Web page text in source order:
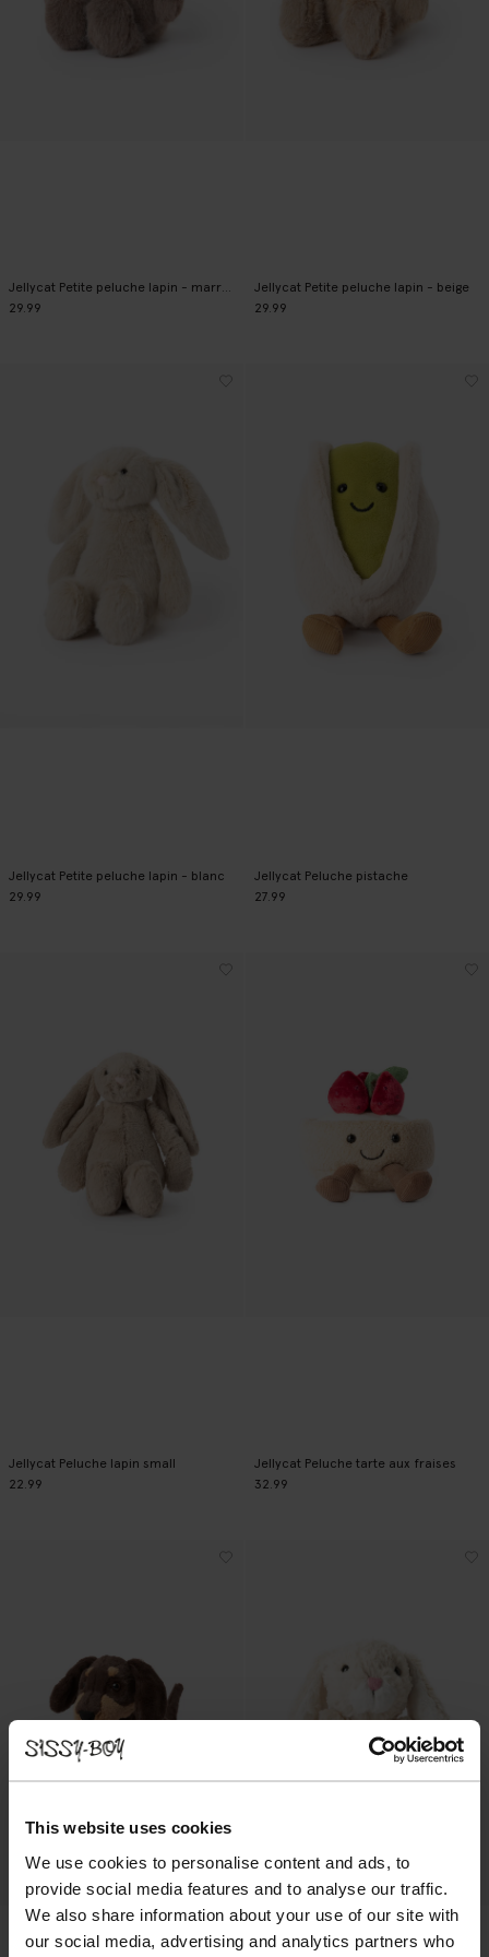
This website uses cookies
We use cookies to personalise content and ads, to
provide social media features and to analyse our traffic.
We also share information about your use of our site with
our social media, advertising and analytics partners who
29.99
Jellycat Petite peluche lapin - beige
29.99
Jellycat Petite peluche lapin - blanc
29.99
Jellycat Peluche pistache
27.99
Jellycat Peluche lapin small
22.99
Jellycat Peluche tarte aux fraises
32.99